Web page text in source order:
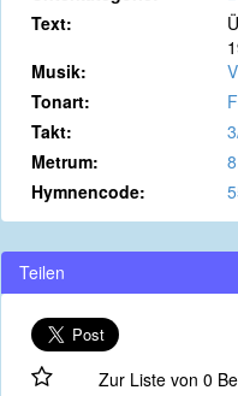
Text:
Musik:
Tonart:
Takt:
Metrum:
Hymnencode:
Teilen
Zur Liste von 0